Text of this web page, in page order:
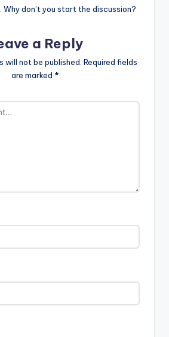
Why don’t you start the discussion?
a Reply
will not be published. Required fields
are marked *